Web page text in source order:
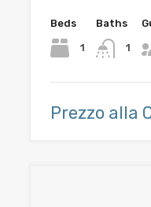
Beds
1
Baths
1
Prezzo alla